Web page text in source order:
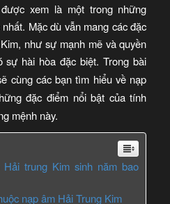
xem là một trong những
Mặc dù vẫn mang các đặc
như sự mạnh mẽ và quyền
hài hòa đặc biệt. Trong bài
cùng các bạn tìm hiểu về nạp
đặc điểm nổi bật của tính
mệnh này.
trung Kim sinh năm bao
nạp âm Hải Trung Kim